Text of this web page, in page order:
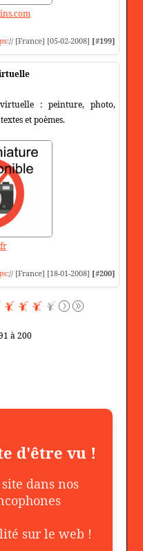
:// [France] [05-02-2008] [#199]
: peinture, photo,
et poèmes.
:// [France] [18-01-2008] [#200]
à 200
d'être vu !
dans nos
sur le web !